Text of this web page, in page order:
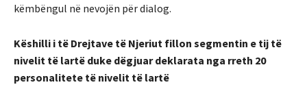
këmbëngul në nevojën për dialog.
Këshilli i të Drejtave të Njeriut fillon segmentin e tij të
nivelit të lartë duke dëgjuar deklarata nga rreth 20
personalitete të nivelit të lartë